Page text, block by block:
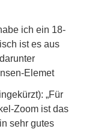
ich ein 18-
ist es aus
Elemet
„Für
Zoom ist das
sehr gutes